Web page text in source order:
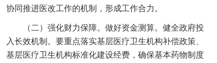
协同推进医改工作的机制，形成工作合力。
（二）强化财力保障。做好资金测算。健全政府投
入长效机制。要重点落实基层医疗卫生机构补偿政策、
基层医疗卫生机构标准化建设经费，确保基本药物制度